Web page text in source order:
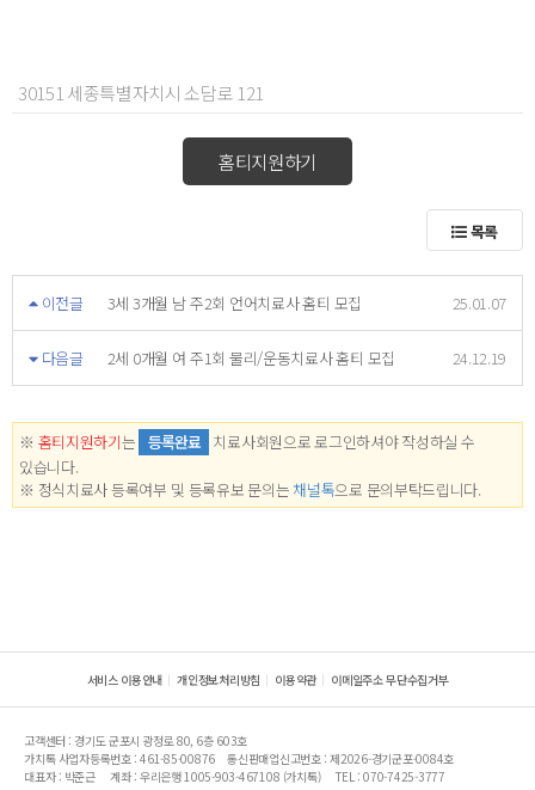
30151 세종특별자치시 소담로 121
홈티지원하기
목록
이전글 3세 3개월 남 주2회 언어치료사 홈티 모집 25.01.07
다음글 2세 0개월 여 주1회 물리/운동치료사 홈티 모집 24.12.19
※ 홈티지원하기는 등록완료 치료사회원으로 로그인하셔야 작성하실 수
있습니다.
※ 정식치료사 등록여부 및 등록유보 문의는 채널톡으로 문의부탁드립니다.
서비스 이용안내 개인정보처리방침 이용약관 이메일주소 무단수집거부
고객센터 : 경기도 군포시 광정로 80, 6층 603호
가치톡 사업자등록번호 : 461-85-00876
통신판매업신고번호 : 제2026-경기군포-0084호
대표자 : 박준근
계좌 : 우리은행 1005-903-467108 (가치톡)
TEL : 070-7425-3777